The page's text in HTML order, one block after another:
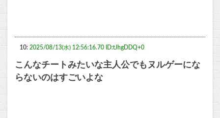
10: 2025/08/13(水) 12:56:16.70 ID:tJhgDDQ+0
こんなチートみたいな主人公でもヌルゲーにな
らないのはすごいよな